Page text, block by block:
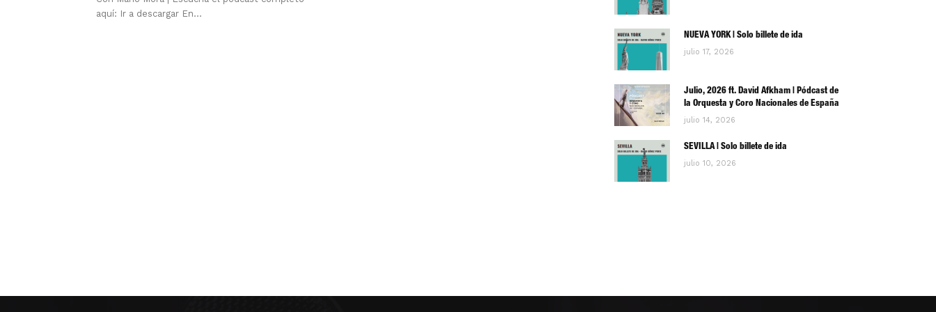
aquí: Ir a descargar En...
NUEVA YORK | Solo billete de ida
julio 17, 2026
Julio, 2026 ft. David Afkham | Pódcast de
la Orquesta y Coro Nacionales de España
julio 14, 2026
SEVILLA | Solo billete de ida
julio 10, 2026